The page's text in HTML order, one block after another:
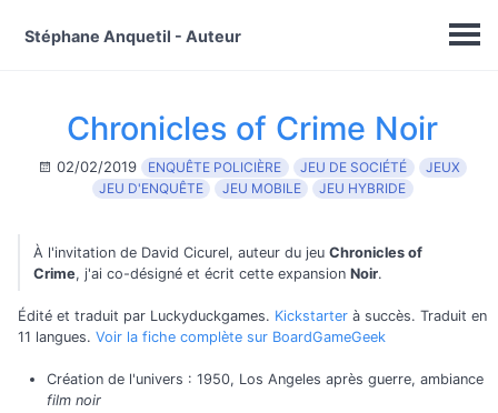
Stéphane Anquetil - Auteur
Chronicles of Crime Noir
02/02/2019 ENQUÊTE POLICIÈRE JEU DE SOCIÉTÉ
JEUX
JEU D'ENQUÊTE
JEU MOBILE JEU HYBRIDE
À l'invitation de David Cicurel, auteur du jeuChronicles of
Crime, j'ai co-désigné et écrit cette expansionNoir.
Édité et traduit par Luckyduckgames. Kickstarter à succès. Traduit en
11 langues. Voir la fiche complète sur BoardGameGeek
Création de l'univers : 1950, Los Angeles après guerre, ambiance
film noir